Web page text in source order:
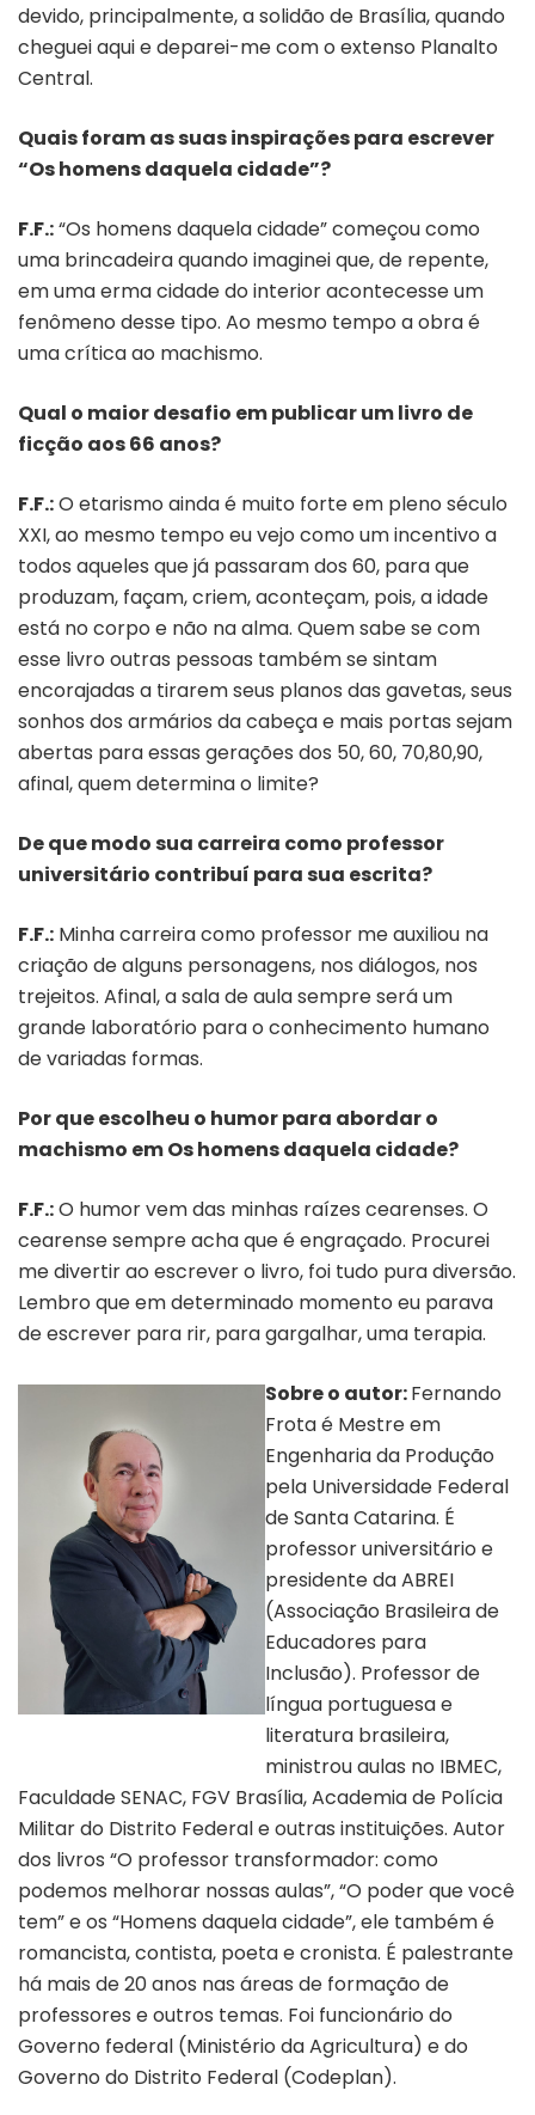
devido, principalmente, a solidão de Brasília, quando
cheguei aqui e deparei-me com o extenso Planalto
Central.
Quais foram as suas inspirações para escrever
“Os homens daquela cidade”?
F.F.:“Os homens daquela cidade” começou como
uma brincadeira quando imaginei que, de repente,
em uma erma cidade do interior acontecesse um
fenômeno desse tipo. Ao mesmo tempo a obra é
uma crítica ao machismo.
Qual o maior desafio em publicar um livro de
ficção aos 66 anos?
F.F.:O etarismo ainda é muito forte em pleno século
XXI, ao mesmo tempo eu vejo como um incentivo a
todos aqueles que já passaram dos 60, para que
produzam, façam, criem, aconteçam, pois, a idade
está no corpo e não na alma. Quem sabe se com
esse livro outras pessoas também se sintam
encorajadas a tirarem seus planos das gavetas, seus
sonhos dos armários da cabeça e mais portas sejam
abertas para essas gerações dos 50, 60, 70,80,90,
afinal, quem determina o limite?
De que modo sua carreira como professor
universitário contribuí para sua escrita?
F.F.: Minha carreira como professor me auxiliou na
criação de alguns personagens, nos diálogos, nos
trejeitos. Afinal, a sala de aula sempre será um
grande laboratório para o conhecimento humano
de variadas formas.
Por que escolheu o humor para abordar o
machismo em Os homens daquela cidade?
F.F.:O humor vem das minhas raízes cearenses. O
cearense sempre acha que é engraçado. Procurei
me divertir ao escrever o livro, foi tudo pura diversão.
Lembro que em determinado momento eu parava
de escrever para rir, para gargalhar, uma terapia.
Sobre o autor:Fernando
Frota é Mestre em
Engenharia da Produção
pela Universidade Federal
de Santa Catarina. É
professor universitário e
presidente da ABREI
(Associação Brasileira de
Educadores para
Inclusão). Professor de
língua portuguesa e
literatura brasileira,
ministrou aulas no IBMEC,
Faculdade SENAC, FGV Brasília, Academia de Polícia
Militar do Distrito Federal e outras instituições. Autor
dos livros “O professor transformador: como
podemos melhorar nossas aulas”, “O poder que você
tem” e os “Homens daquela cidade”, ele também é
romancista, contista, poeta e cronista. É palestrante
há mais de 20 anos nas áreas de formação de
professores e outros temas. Foi funcionário do
Governo federal (Ministério da Agricultura) e do
Governo do Distrito Federal (Codeplan).